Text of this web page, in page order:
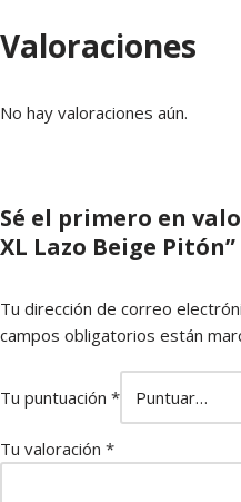
Valoraciones
No hay valoraciones aún.
Sé el primero en
XL Lazo Beige Pitón”
Tu dirección de correo
campos obligatorios están
Tu puntuación *
Tu valoración *